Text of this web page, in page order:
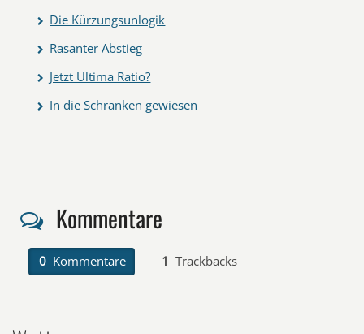
Die Kürzungsunlogik
Rasanter Abstieg
Jetzt Ultima Ratio?
In die Schranken gewiesen
Kommentare
0 Kommentare 1 Trackbacks